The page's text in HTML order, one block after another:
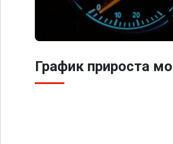
График прироста